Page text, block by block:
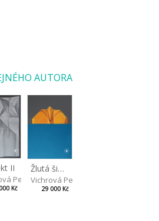
AUTORA
II
Petra
Kč
Žlutá šipka
Vichrová Petra
29 000 Kč